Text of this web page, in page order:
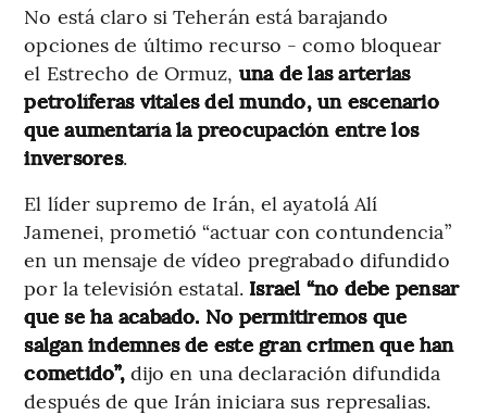
No está claro si Teherán está barajando
opciones de último recurso - como bloquear
el Estrecho de Ormuz, una de las arterias
petrolíferas vitales del mundo, un escenario
que aumentaría la preocupación entre los
inversores.
El líder supremo de Irán, el ayatolá Alí
Jamenei, prometió “actuar con contundencia”
en un mensaje de vídeo pregrabado difundido
por la televisión estatal. Israel “no debe pensar
que se ha acabado. No permitiremos que
salgan indemnes de este gran crimen que han
cometido”,dijo en una declaración difundida
después de que Irán iniciara sus represalias.